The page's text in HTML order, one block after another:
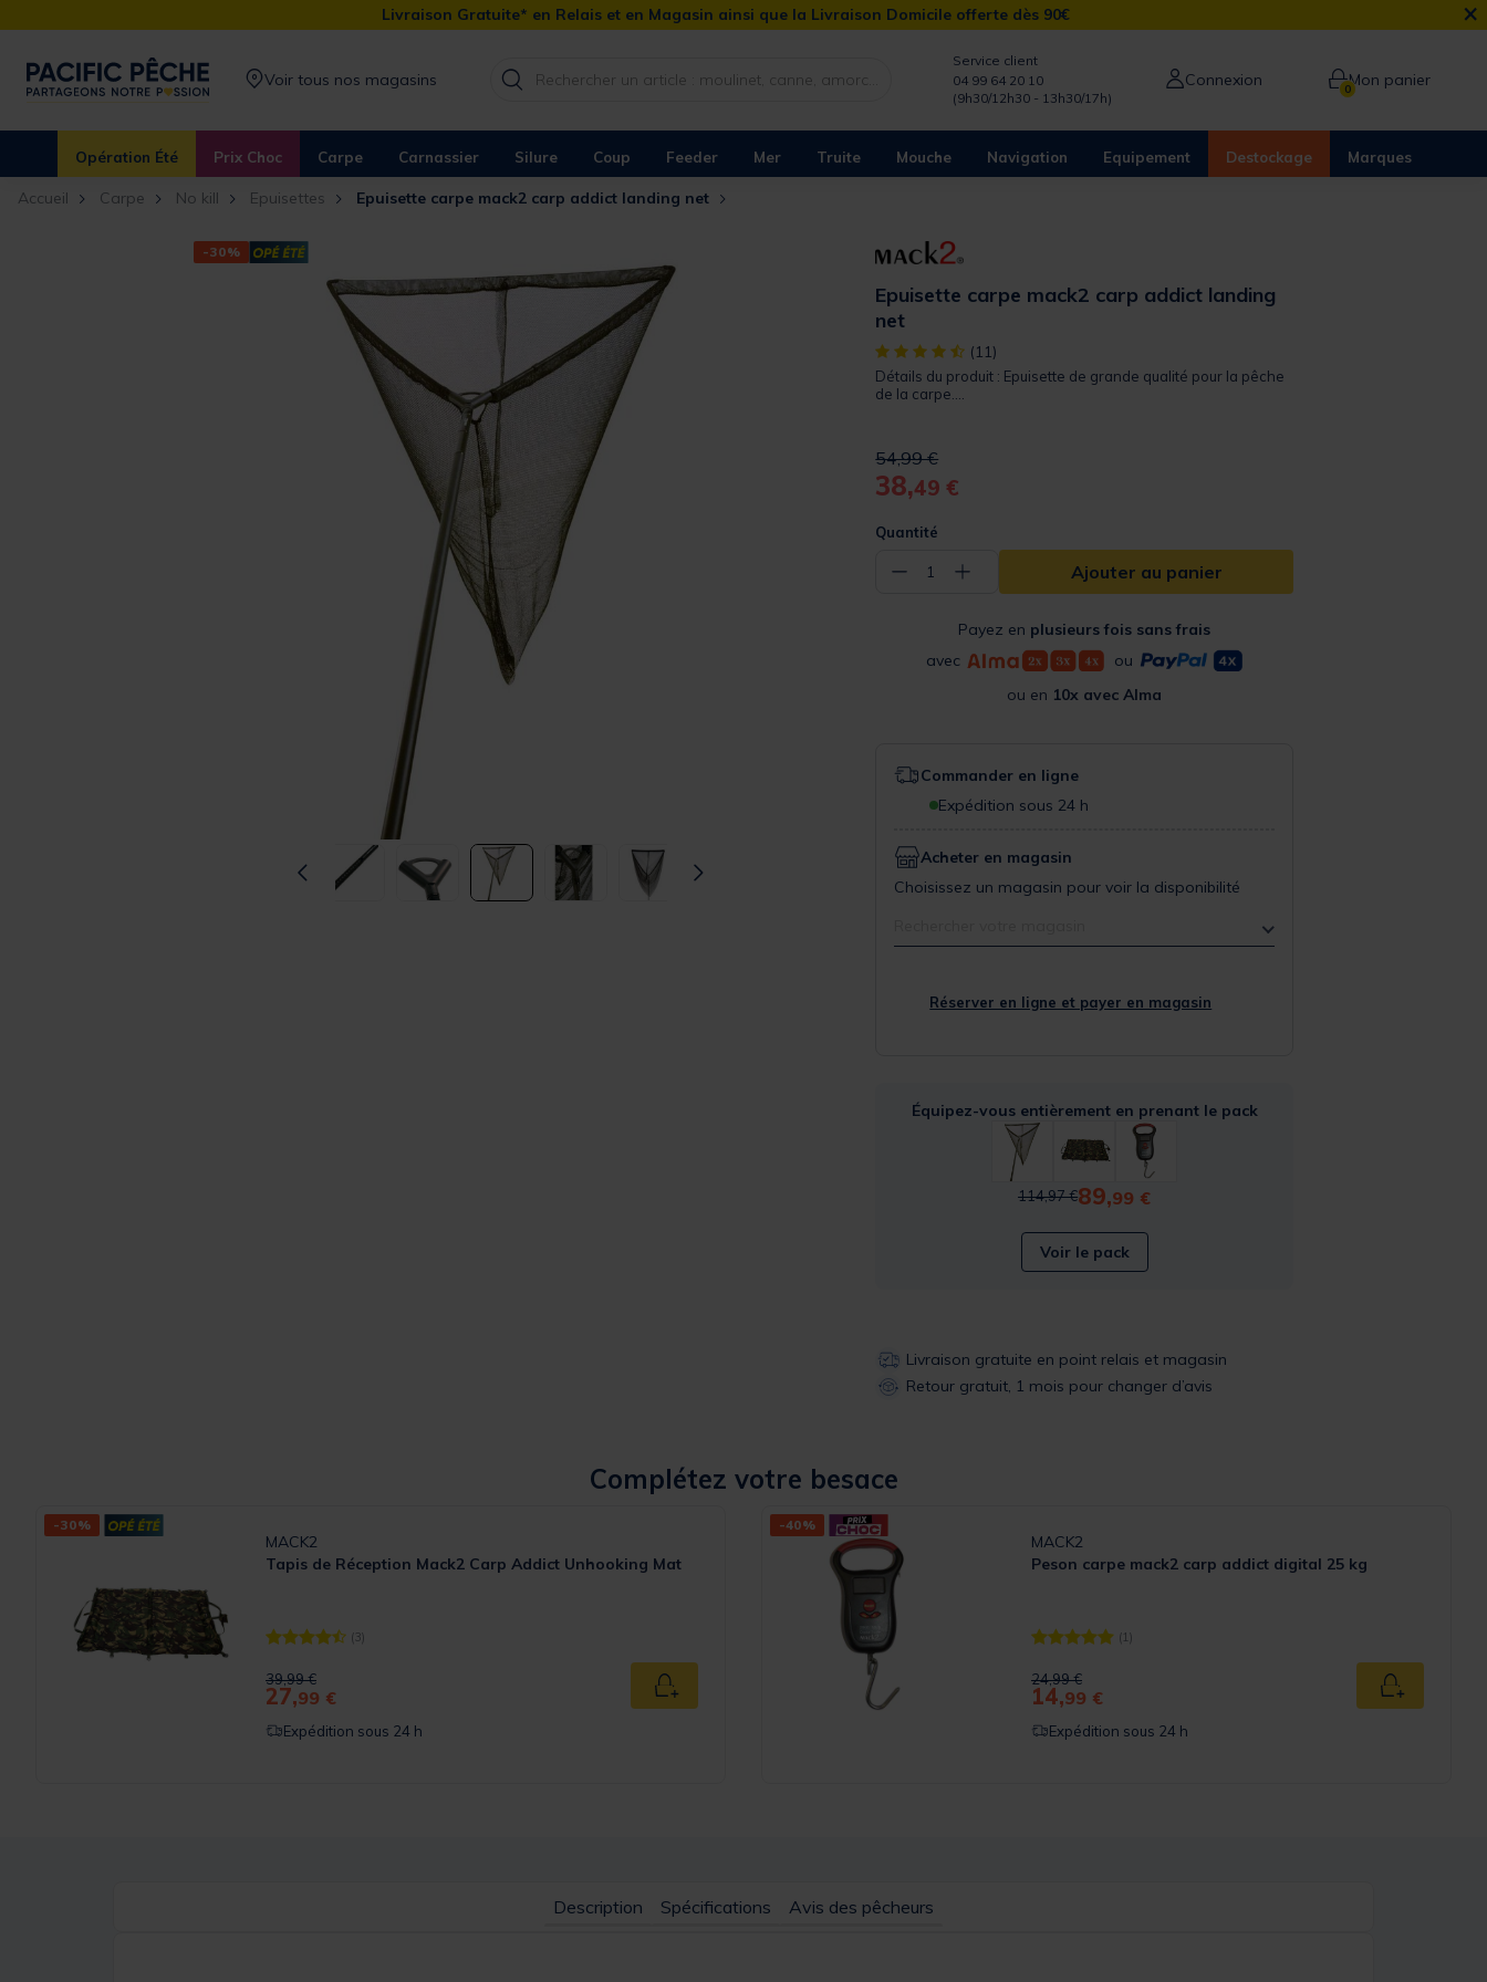
Livraison Gratuite* en Relais et en Magasin ainsi que la Livraison Domicile offerte dès 90€ ×
Voir tous nos magasins
Service client
04 99 64 20 10
(9h30/12h30 - 13h30/17h)
Connexion 0Mon panier
Opération Été Prix Choc Carpe Carnassier Silure Coup Feeder Mer Truite Mouche Navigation Equipement Destockage Marques
Accueil Carpe No kill Epuisettes Epuisette carpe mack2 carp addict landing net
-30%
Epuisette carpe mack2 carp addict landing
net
[object Object] out of 5 Customer Rating
(11)
Détails du produit : Epuisette de grande qualité pour la pêche
de la carpe....
Price reduced from
54,99 €to
38,49 €
Quantité
− 1 + Ajouter au panier
Payez en plusieurs fois sans frais
avec
ou
ou en 10x avec Alma
Commander en ligne
Expédition sous 24 h
Acheter en magasin
Choisissez un magasin pour voir la disponibilité
Réserver en ligne et payer en magasin
Équipez-vous entièrement en prenant le pack
Price reduced from
114,97 €to
89,99 €
Voir le pack
Livraison gratuite en point relais et magasin
Retour gratuit, 1 mois pour changer d’avis
Complétez votre besace
-30%
MACK2
Tapis de Réception Mack2 Carp Addict Unhooking Mat
[object Object] out of 5 Customer Rating
(3)
Price reduced from
39,99 €to
27,99 € Ajouter au panier
Expédition sous 24 h
-40%
MACK2
Peson carpe mack2 carp addict digital 25 kg
[object Object] out of 5 Customer Rating
(1)
Price reduced from
24,99 €to
14,99 € Ajouter au
Expédition sous 24 h
Description Spécifications Avis des pêcheurs